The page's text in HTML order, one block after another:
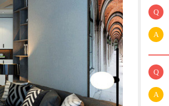
Q
A
Q
A